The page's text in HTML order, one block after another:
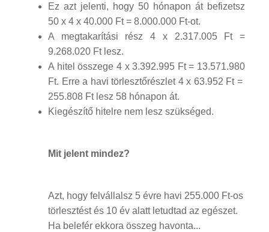
Ez azt jelenti, hogy 50 hónapon át befizetsz
50 x 4 x 40.000 Ft = 8.000.000 Ft-ot.
A megtakarítási rész 4 x 2.317.005 Ft =
9.268.020 Ft lesz.
A hitel összege 4 x 3.392.995 Ft = 13.571.980
Ft. Erre a havi törlesztőrészlet 4 x 63.952 Ft =
255.808 Ft lesz 58 hónapon át.
Kiegészítő hitelre nem lesz szükséged.
Mit jelent mindez?
Azt, hogy felvállalsz 5 évre havi 255.000 Ft-os
törlesztést és 10 év alatt letudtad az egészet.
Ha belefér ekkora összeg havonta...